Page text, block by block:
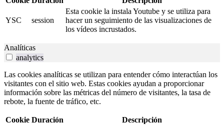
YSC session
Esta cookie la instala Youtube y se utiliza para
hacer un seguimiento de las visualizaciones de
los vídeos incrustados.
Analíticas
analytics
Las cookies analíticas se utilizan para entender cómo interactúan los
visitantes con el sitio web. Estas cookies ayudan a proporcionar
información sobre las métricas del número de visitantes, la tasa de
rebote, la fuente de tráfico, etc.
Cookie Duración Descripción